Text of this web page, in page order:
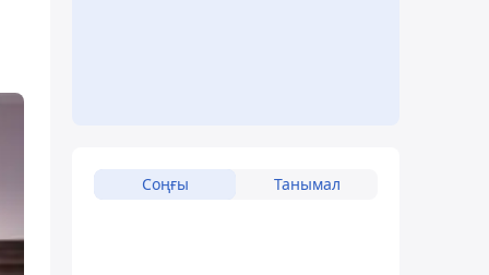
Соңғы Танымал